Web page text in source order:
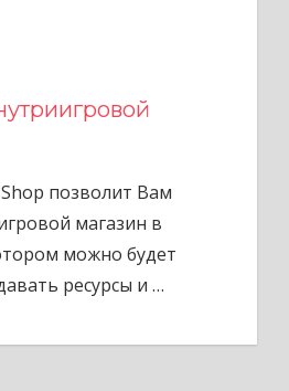
позволит Вам
магазин в
можно будет
ресурсы и …